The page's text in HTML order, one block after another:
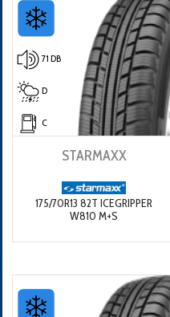
71 DB
D
C
STARMAXX
175/70R13 82T ICEGRIPPER
W810 M+S